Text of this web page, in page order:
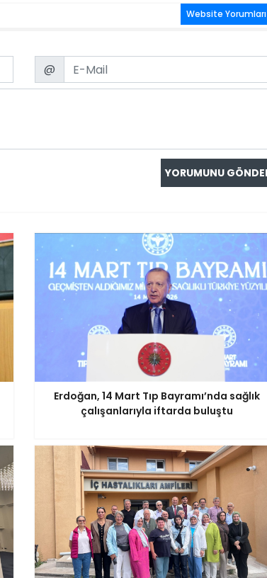
Website Yorumları
Email
@
Erdoğan, 14 Mart Tıp Bayramı’nda sağlık
çalışanlarıyla iftarda buluştu